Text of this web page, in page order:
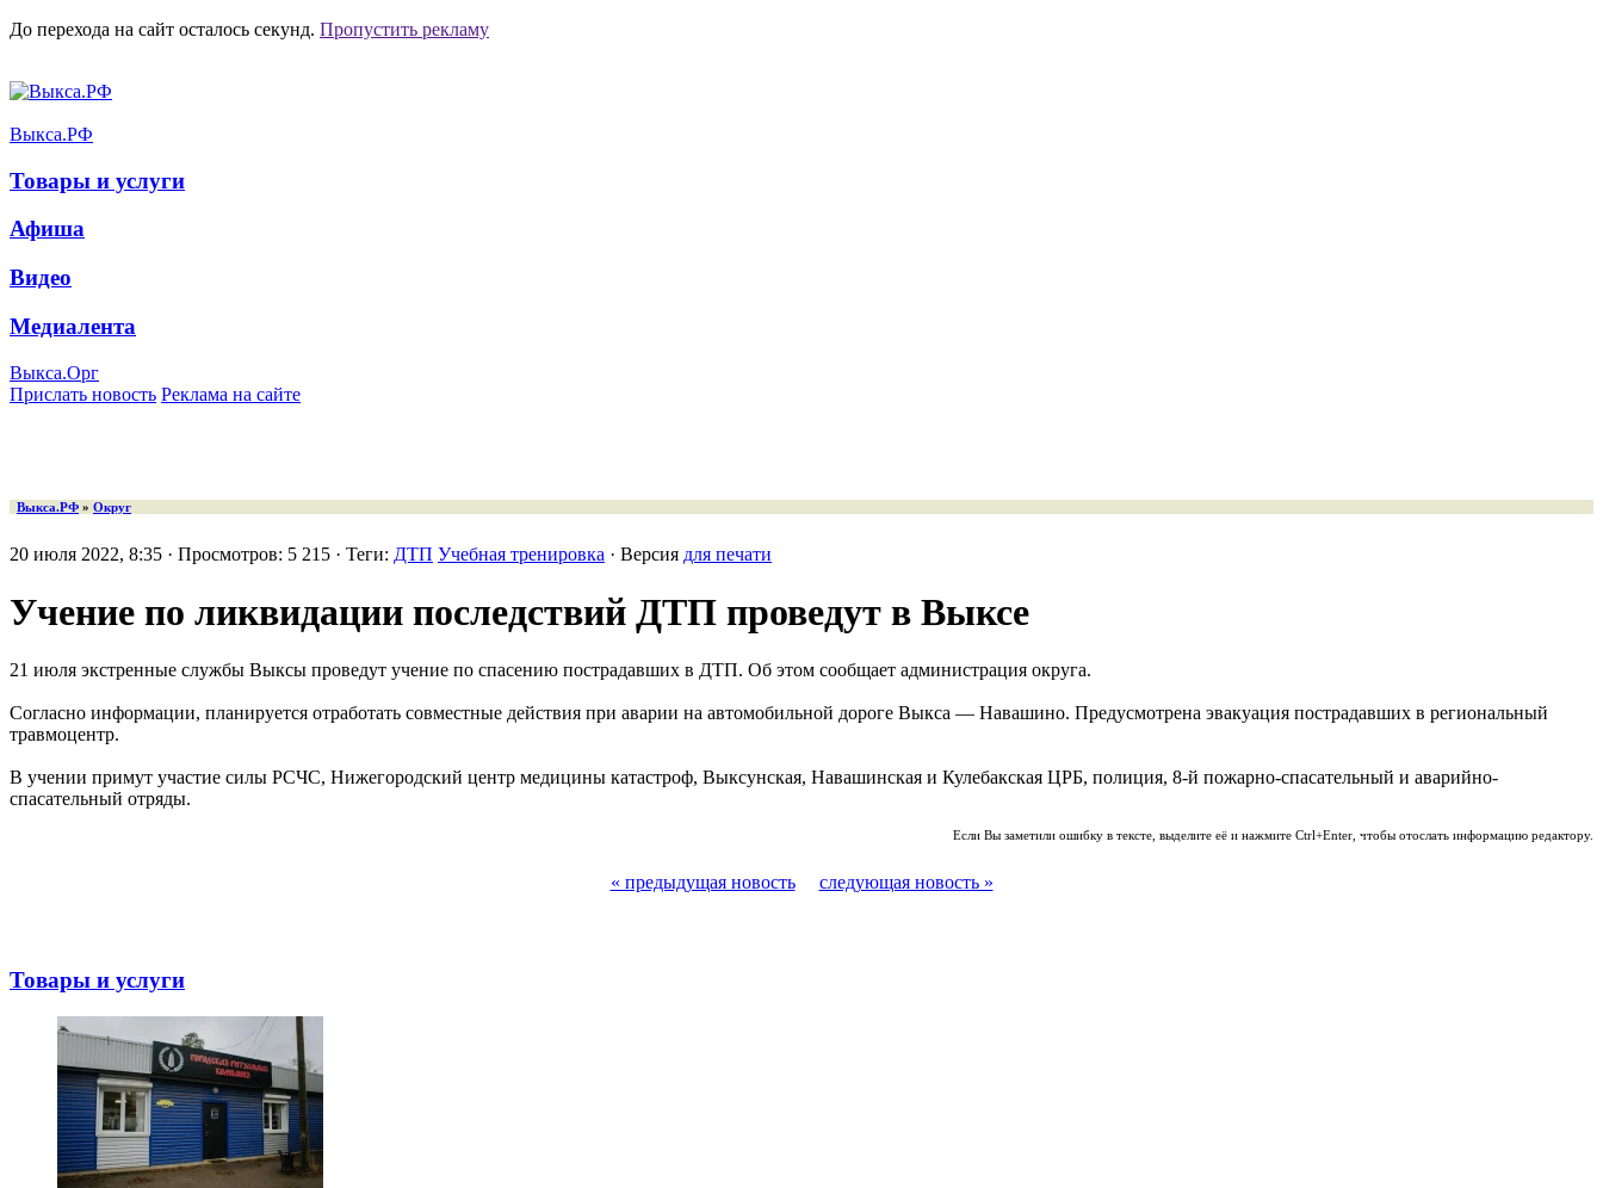
До перехода на сайт осталось секунд. Пропустить рекламу
Выкса.РФ
Товары и услуги
Афиша
Видео
Медиалента
Выкса.Орг
Прислать новость Реклама на сайте
Выкса.РФ » Округ
20 июля 2022, 8:35 · Просмотров: 5 215 · Теги: ДТП Учебная тренировка · Версия для печати
Учение по ликвидации последствий ДТП проведут в Выксе
21 июля экстренные службы Выксы проведут учение по спасению пострадавших в ДТП. Об этом сообщает администрация округа.
Согласно информации, планируется отработать совместные действия при аварии на автомобильной дороге Выкса — Навашино. Предусмотрена эвакуация пострадавших в региональный
травмоцентр.
В учении примут участие силы РСЧС, Нижегородский центр медицины катастроф, Выксунская, Навашинская и Кулебакская ЦРБ, полиция, 8-й пожарно-спасательный и аварийно-
спасательный отряды.
Если Вы заметили ошибку в тексте, выделите её и нажмите Ctrl+Enter, чтобы отослать информацию редактору.
« предыдущая новость следующая новость »
Товары и услуги